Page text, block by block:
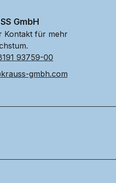
GmbH
Kontakt für mehr
93759-00
gmbh.com